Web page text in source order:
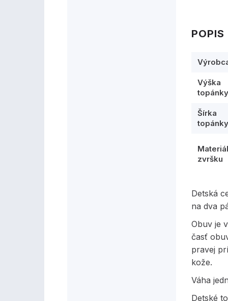
POPIS
Výška
Šírka
zvršku
Detská
na dva
Obuv je
časť
pravej
kože.
Váha
Detské